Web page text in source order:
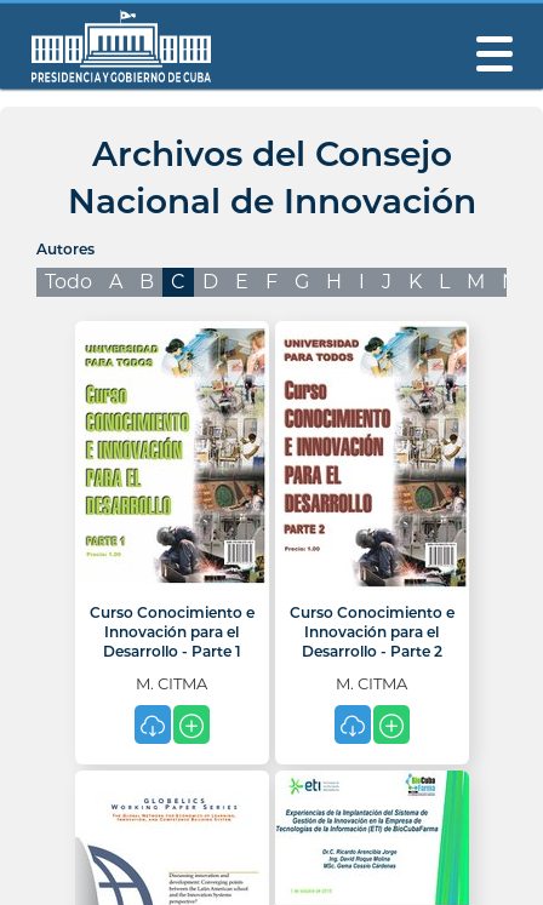
Archivos del Consejo
Nacional de Innovación
Autores
Todo A B C D E F G H I J K L M N
Curso Conocimiento e
Innovación para el
Desarrollo - Parte 1
M. CITMA
Curso Conocimiento e
Innovación para el
Desarrollo - Parte 2
M. CITMA